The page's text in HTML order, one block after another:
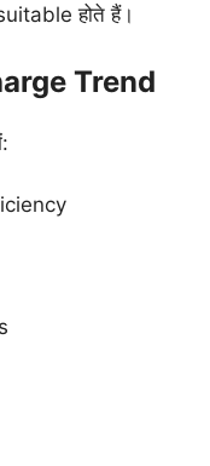
होते हैं।
Trend